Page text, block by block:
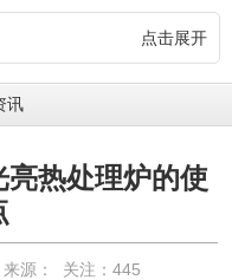
点击展开
讯
热处理炉的使
源： 关注： 445